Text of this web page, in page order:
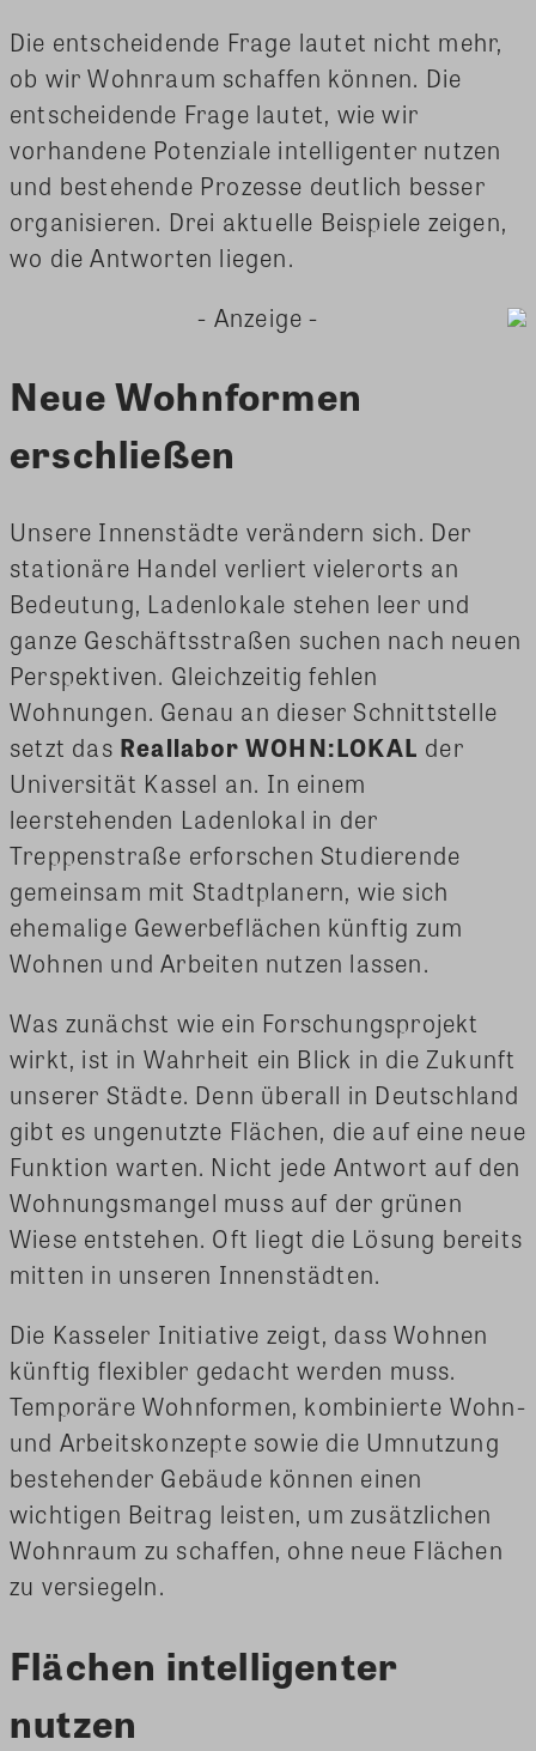
Die entscheidende Frage lautet nicht mehr,
ob wir Wohnraum schaffen können. Die
entscheidende Frage lautet, wie wir
vorhandene Potenziale intelligenter nutzen
und bestehende Prozesse deutlich besser
organisieren. Drei aktuelle Beispiele zeigen,
wo die Antworten liegen.
- Anzeige -
Neue Wohnformen
erschließen
Unsere Innenstädte verändern sich. Der
stationäre Handel verliert vielerorts an
Bedeutung, Ladenlokale stehen leer und
ganze Geschäftsstraßen suchen nach neuen
Perspektiven. Gleichzeitig fehlen
Wohnungen. Genau an dieser Schnittstelle
setzt das Reallabor WOHN:LOKAL der
Universität Kassel an. In einem
leerstehenden Ladenlokal in der
Treppenstraße erforschen Studierende
gemeinsam mit Stadtplanern, wie sich
ehemalige Gewerbeflächen künftig zum
Wohnen und Arbeiten nutzen lassen.
Was zunächst wie ein Forschungsprojekt
wirkt, ist in Wahrheit ein Blick in die Zukunft
unserer Städte. Denn überall in Deutschland
gibt es ungenutzte Flächen, die auf eine neue
Funktion warten. Nicht jede Antwort auf den
Wohnungsmangel muss auf der grünen
Wiese entstehen. Oft liegt die Lösung bereits
mitten in unseren Innenstädten.
Die Kasseler Initiative zeigt, dass Wohnen
künftig flexibler gedacht werden muss.
Temporäre Wohnformen, kombinierte Wohn-
und Arbeitskonzepte sowie die Umnutzung
bestehender Gebäude können einen
wichtigen Beitrag leisten, um zusätzlichen
Wohnraum zu schaffen, ohne neue Flächen
zu versiegeln.
Flächen intelligenter
nutzen